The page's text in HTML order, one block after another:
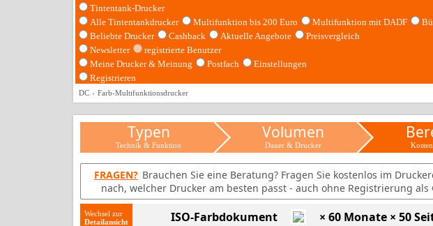
Tintentank-Drucker
Alle Tintentankdrucker
Multifunktion bis 200 Euro Multifunktion mit DADF
Beliebte Drucker
Cashback Aktuelle Angebote
Preisvergleich
Newsletter
registrierte Benutzer
Meine Drucker & Meinung
Postfach
Einstellungen
Registrieren
DC Farb-Multifunktionsdrucker
Typen
Technik & Funktion
Volumen
Dauer & Drucker
FRAGEN? Brauchen Sie eine Beratung? Fragen Sie kostenlos im
nach, welcher Drucker am besten passt - auch ohne Registrierung als
Wechsel zur
ISO-Farbdokument
× 60 Monate × 50